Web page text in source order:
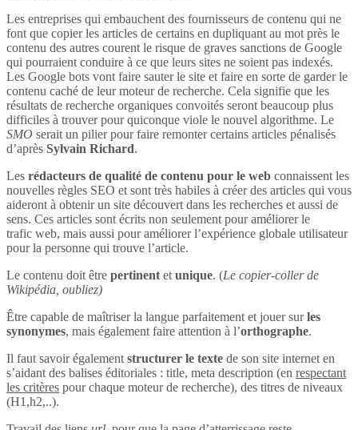
Les entreprises qui embauchent des fournisseurs de contenu qui ne
font que copier les articles de certains en dupliquant au mot près le
contenu des autres courent le risque de graves sanctions de Google
qui pourraient conduire à ce que leurs sites ne soient pas indexés.
Les Google bots vont faire sauter le site et faire en sorte de garder le
contenu caché de leur moteur de recherche. Cela signifie que les
résultats de recherche organiques convoités seront beaucoup plus
difficiles à trouver pour quiconque viole le nouvel algorithme. Le
SMO serait un pilier pour faire remonter certains articles pénalisés
d’après Sylvain Richard.
Les rédacteurs de qualité de contenu pour le web connaissent les
nouvelles règles SEO et sont très habiles à créer des articles qui vous
aideront à obtenir un site découvert dans les recherches et aussi de
sens. Ces articles sont écrits non seulement pour améliorer le
trafic web, mais aussi pour améliorer l’expérience globale utilisateur
pour la personne qui trouve l’article.
Le contenu doit être pertinent et unique. (Le copier-coller de
Wikipédia, oubliez)
Être capable de maîtriser la langue parfaitement et jouer surles
synonymes, mais également faire attention à l’orthographe.
Il faut savoir également structurer le texte de son site internet en
s’aidant des balises éditoriales : title, meta description (en respectant
les critères pour chaque moteur de recherche), des titres de niveaux
(H1,h2,..).